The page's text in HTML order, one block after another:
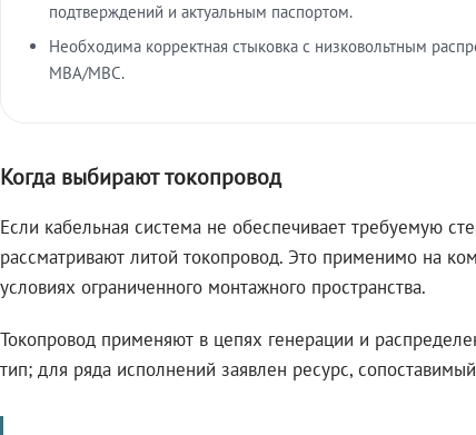
подтверждений и актуальным паспортом.
Необходима корректная стыковка с низковольтным
МВА/МВС.
Когда выбирают токопровод
Если кабельная система не обеспечивает требуемую
рассматривают литой токопровод. Это применимо на
условиях ограниченного монтажного пространства.
Токопровод применяют в цепях генерации и
тип; для ряда исполнений заявлен ресурс,